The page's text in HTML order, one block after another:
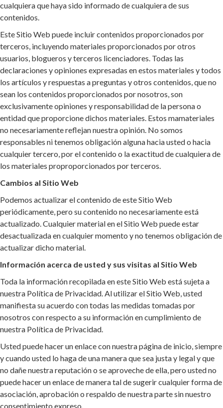
cualquiera que haya sido informado de cualquiera de sus
contenidos.
Este Sitio Web puede incluir contenidos proporcionados por
terceros, incluyendo materiales proporcionados por otros
usuarios, blogueros y terceros licenciadores. Todas las
declaraciones y opiniones expresadas en estos materiales y todos
los artículos y respuestas a preguntas y otros contenidos, que no
sean los contenidos proporcionados por nosotros, son
exclusivamente opiniones y responsabilidad de la persona o
entidad que proporcione dichos materiales. Estos mamateriales
no necesariamente reflejan nuestra opinión. No somos
responsables ni tenemos obligación alguna hacia usted o hacia
cualquier tercero, por el contenido o la exactitud de cualquiera de
los materiales proproporcionados por terceros.
Cambios al Sitio Web
Podemos actualizar el contenido de este Sitio Web
periódicamente, pero su contenido no necesariamente está
actualizado. Cualquier material en el Sitio Web puede estar
desactualizada en cualquier momento y no tenemos obligación de
actualizar dicho material.
Información acerca de usted y sus visitas al Sitio Web
Toda la información recopilada en este Sitio Web está sujeta a
nuestra Política de Privacidad. Al utilizar el Sitio Web, usted
manifiesta su acuerdo con todas las medidas tomadas por
nosotros con respecto a su información en cumplimiento de
nuestra Política de Privacidad.
Usted puede hacer un enlace con nuestra página de inicio, siempre
y cuando usted lo haga de una manera que sea justa y legal y que
no dañe nuestra reputación o se aproveche de ella, pero usted no
puede hacer un enlace de manera tal de sugerir cualquier forma de
asociación, aprobación o respaldo de nuestra parte sin nuestro
consentimiento expreso.